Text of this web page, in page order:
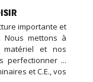
importante et
Nous mettons à
matériel et nos
perfectionner ...
et C.E., vos